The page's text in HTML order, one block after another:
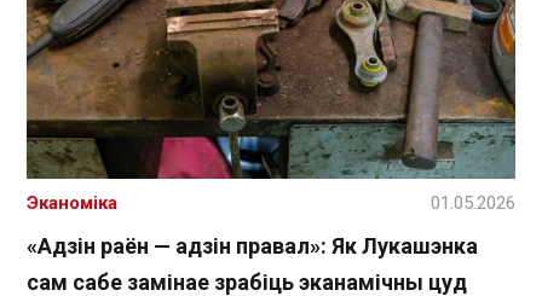
«Адзін раён — адзін правал»: Як Лукашэнка
сам сабе замінае зрабіць эканамічны цуд
Эканоміка 01.05.2026